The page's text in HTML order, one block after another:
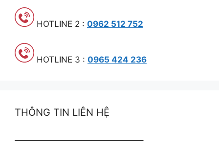
HOTLINE 2 : 0962 512 752
HOTLINE 3 : 0965 424 236
THÔNG TIN LIÊN HỆ
———————————————–